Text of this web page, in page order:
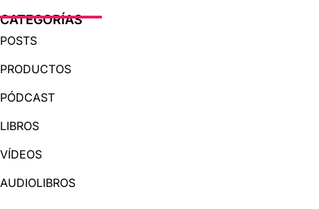
CATEGORÍAS
POSTS
PRODUCTOS
PÓDCAST
LIBROS
VÍDEOS
AUDIOLIBROS